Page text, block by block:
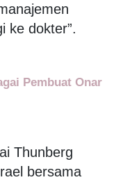
ke dokter”.
Pembuat Onar
Thunberg
bersama